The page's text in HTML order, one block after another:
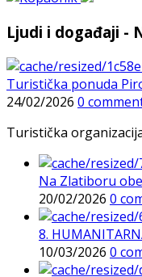
Ljudi i događaji -
Turistička ponuda
24/02/2026 0
Turistička
Na Zlatiboru
20/02/2026 0
8.
10/03/2026 0